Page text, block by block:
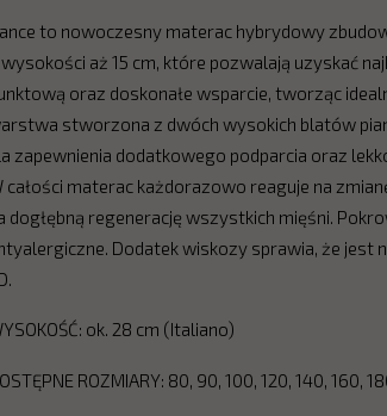
to nowoczesny materac hybrydowy
aż 15 cm, które pozwalają uzyskać
oraz doskonałe wsparcie, tworząc
stworzona z dwóch wysokich blatów
zapewnienia dodatkowego podparcia oraz
całości materac każdorazowo reaguje na
dogłębną regenerację wszystkich mięśni.
Dodatek wiskozy sprawia, że
ok. 28 cm (Italiano)
ROZMIARY: 80, 90, 100, 120, 140, 160,